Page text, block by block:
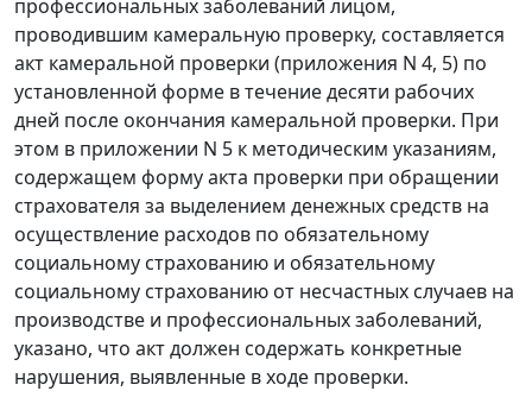
профессиональных заболеваний лицом,
проводившим камеральную проверку, составляется
акт камеральной проверки (приложения N 4, 5) по
установленной форме в течение десяти рабочих
дней после окончания камеральной проверки. При
этом в приложении N 5 к методическим указаниям,
содержащем форму акта проверки при обращении
страхователя за выделением денежных средств на
осуществление расходов по обязательному
социальному страхованию и обязательному
социальному страхованию от несчастных случаев на
производстве и профессиональных заболеваний,
указано, что акт должен содержать конкретные
нарушения, выявленные в ходе проверки.